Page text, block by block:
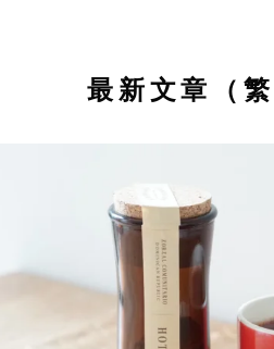
最新文章（繁